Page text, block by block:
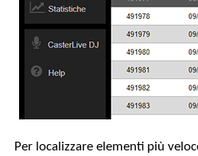
Per localizzare elementi più